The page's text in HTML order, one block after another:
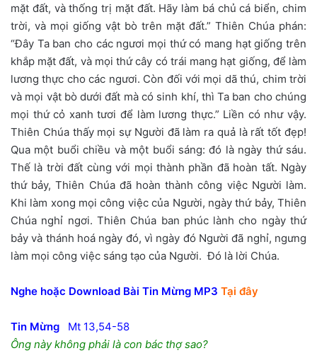
mặt đất, và thống trị mặt đất. Hãy làm bá chủ cá biển, chim
trời, và mọi giống vật bò trên mặt đất.” Thiên Chúa phán:
“Đây Ta ban cho các ngươi mọi thứ có mang hạt giống trên
khắp mặt đất, và mọi thứ cây có trái mang hạt giống, để làm
lương thực cho các ngươi. Còn đối với mọi dã thú, chim trời
và mọi vật bò dưới đất mà có sinh khí, thì Ta ban cho chúng
mọi thứ cỏ xanh tươi để làm lương thực.” Liền có như vậy.
Thiên Chúa thấy mọi sự Người đã làm ra quả là rất tốt đẹp!
Qua một buổi chiều và một buổi sáng: đó là ngày thứ sáu.
Thế là trời đất cùng với mọi thành phần đã hoàn tất. Ngày
thứ bảy, Thiên Chúa đã hoàn thành công việc Người làm.
Khi làm xong mọi công việc của Người, ngày thứ bảy, Thiên
Chúa nghỉ ngơi. Thiên Chúa ban phúc lành cho ngày thứ
bảy và thánh hoá ngày đó, vì ngày đó Người đã nghỉ, ngưng
làm mọi công việc sáng tạo của Người. Đó là lời Chúa.
Nghe hoặc Download Bài Tin Mừng MP3 Tại đây
Tin Mừng Mt 13,54-58
Ông này không phải là con bác thợ sao?